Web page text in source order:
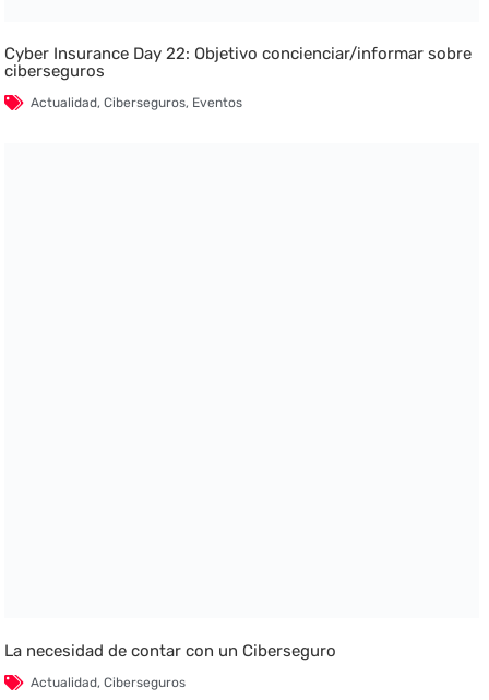
Cyber Insurance Day 22: Objetivo concienciar/informar sobre
ciberseguros
Actualidad,Ciberseguros, Eventos
La necesidad de contar con un Ciberseguro
Actualidad,Ciberseguros